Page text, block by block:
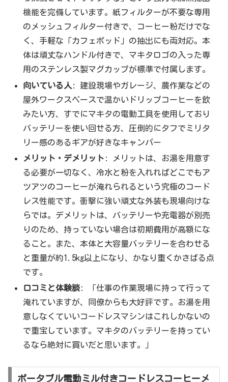
機能を完備しています。紙フィルターが不要な専用
のメッシュフィルター付きで、コーヒー粉だけでな
く、手軽な「カフェポッド」の抽出にも両対応。本
体は頑丈なハンドル付きで、マキタロゴの入った専
用のステンレス製マグカップが標準で付属します。
向いている人 : 建設現場やガレージ、農作業などの
屋外ワークスペースで温かいドリップコーヒーを飲
みたい方、すでにマキタの電動工具を使用しており
バッテリーを使い回せる方、圧倒的にタフでミリタ
リー感のあるギアが好きなキャンパー
メリット・デメリット : メリットは、お湯を用意す
る必要が一切なく、冷水と粉を入れればどこでもア
ツアツのコーヒーが淹れられるという究極のコード
レス性能です。衝撃に強い頑丈な外装も現場向けな
らでは。デメリットは、バッテリーや充電器が別売
りのため、持っていない場合は初期費用が高額にな
ること。また、本体と大容量バッテリーを合わせる
と重量が約1.5kg以上になり、かなり重くかさばる点
です。
口コミと体験談: 「仕事の作業現場に持って行って
淹れていますが、同僚からも大好評です。お湯を用
意しなくていいコードレスマシンはこれしかないの
で重宝しています。マキタのバッテリーを持ってい
るなら絶対に買いだと思います。」
ポータブル電動ミル付きコードレスコーヒーメ